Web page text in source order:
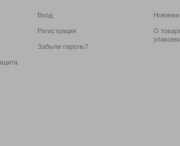
Вход
Регистрация
Забыли пароль?
Новинки
О